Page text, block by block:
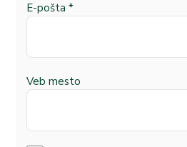
E-pošta *
Veb mesto